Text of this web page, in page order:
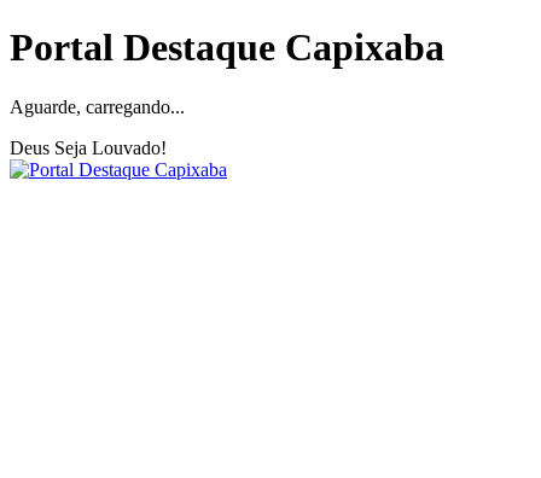
Portal Destaque Capixaba
Aguarde, carregando...
Deus Seja Louvado!